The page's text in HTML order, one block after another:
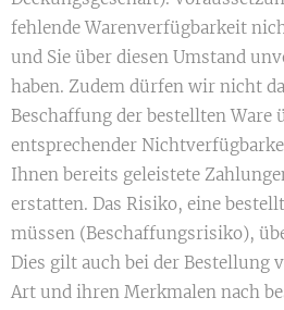
fehlende Warenverfügbarkeit
und Sie über diesen Umstand
haben. Zudem dürfen wir nicht
Beschaffung der bestellten Ware
entsprechender
Ihnen bereits geleistete
erstatten. Das Risiko, eine
müssen (Beschaffungsrisiko),
Dies gilt auch bei der Bestellung
Art und ihren Merkmalen nach